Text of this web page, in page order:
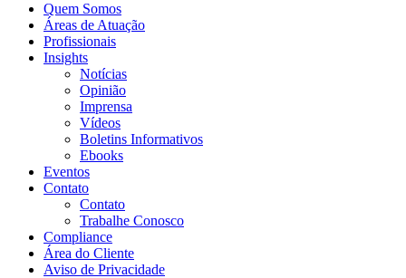
Quem Somos
Áreas de Atuação
Profissionais
Insights
Notícias
Opinião
Imprensa
Vídeos
Boletins Informativos
Ebooks
Eventos
Contato
Contato
Trabalhe Conosco
Compliance
Área do Cliente
Aviso de Privacidade